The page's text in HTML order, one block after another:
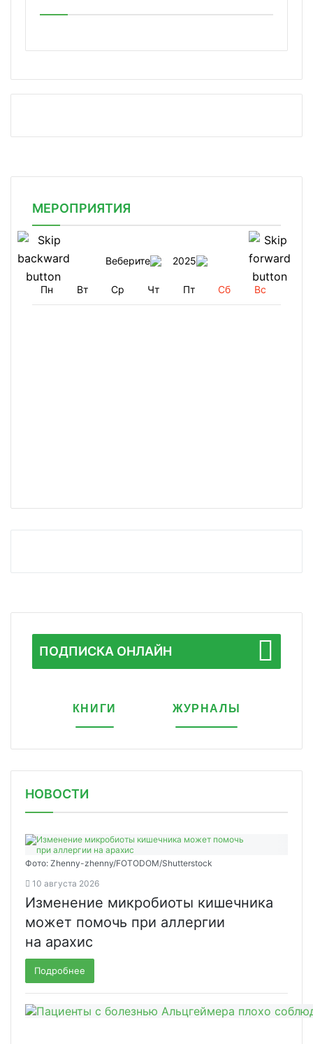
МЕРОПРИЯТИЯ
Веберите 2025
Пн Вт Ср Чт Пт Сб Вс
ПОДПИСКА ОНЛАЙН
КНИГИ ЖУРНАЛЫ
НОВОСТИ
Фото: Zhenny-zhenny/FOTODOM/Shutterstock
10 августа 2026
Изменение микробиоты кишечника
может помочь при аллергии
на арахис
Подробнее